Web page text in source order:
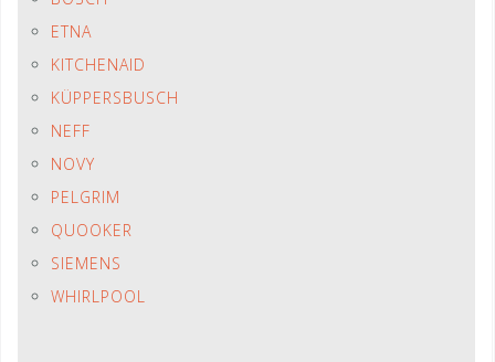
ETNA
KITCHENAID
KÜPPERSBUSCH
NEFF
NOVY
PELGRIM
QUOOKER
SIEMENS
WHIRLPOOL